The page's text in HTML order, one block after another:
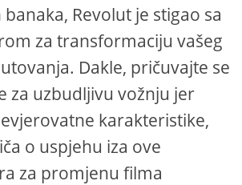
Revolut je stigao sa
za transformaciju vašeg
Dakle, pričuvajte se
za uzbudljivu vožnju jer
karakteristike,
o uspjehu iza ove
za promjenu filma